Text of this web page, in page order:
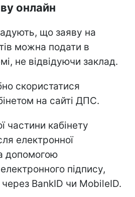
онлайн
що заяву на
можна подати в
не відвідуючи заклад.
скористатися
на сайті ДПС.
частини кабінету
електронної
допомогою
підпису,
BankID чи MobileID.